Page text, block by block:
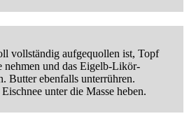
vollständig aufgequollen ist, Topf
nehmen und das Eigelb-Likör-
Butter ebenfalls unterrühren.
unter die Masse heben.